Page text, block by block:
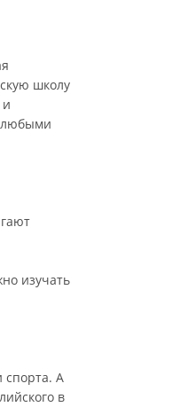
школу
и
любыми
изучать
спорта. А
в